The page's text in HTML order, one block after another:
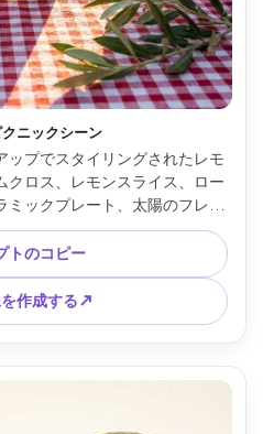
ニックシーン
ップでスタイリングされたレモ
クロス、レモンスライス、ロー
ックプレート、太陽のフレア
岸沿いの背景が少しピントが合
EOS R6、50mm、f /2.2、
ォトリアリスティックな編集ル
--ar 4:5
トのコピー
作成する↗